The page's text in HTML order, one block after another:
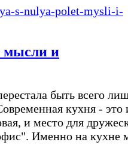
мысли и
быть всего
кухня - это
и место для
Именно на кухне